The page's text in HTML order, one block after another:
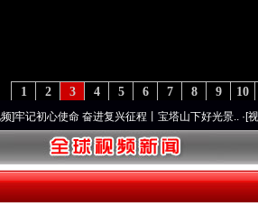
10
9
8
7
6
5
4
3
2
1
使命 奋进复兴征程丨宝塔山下好光景..·[视频]因党